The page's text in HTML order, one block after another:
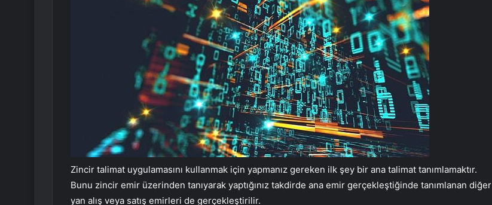
Zincir talimat uygulamasını kullanmak için yapmanız gereken ilk şey bir ana talimat tanımlamaktır.
Bunu zincir emir üzerinden tanıyarak yaptığınız takdirde ana emir gerçekleştiğinde tanımlanan diğer
yan alış veya satış emirleri de gerçekleştirilir.